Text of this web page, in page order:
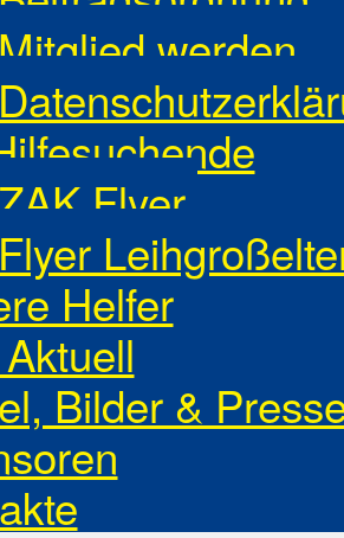
Mitglied werden
ZAK Flyer
Flyer
Helfer
Bilder &